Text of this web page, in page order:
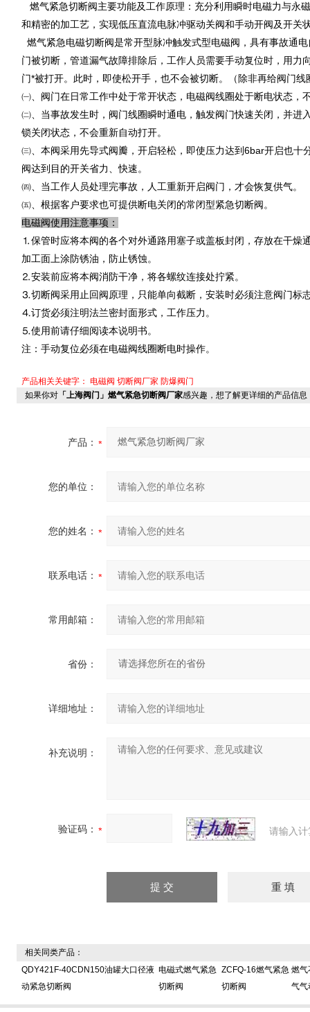
燃气紧急切断阀主要功能及工作原理：充分利用瞬时电磁力与永
和精密的加工艺，实现低压直流电脉冲驱动关阀和手动开阀及开关
燃气紧急电磁切断阀是常开型脉冲触发式型电磁阀，具有事故通
门被切断，管道漏气故障排除后，工作人员需要手动复位时，用力
门*被打开。此时，即使松开手，也不会被切断。（除非再给阀门线
㈠、阀门在日常工作中处于常开状态，电磁阀线圈处于断电状态，
㈡、当事故发生时，阀门线圈瞬时通电，触发阀门快速关闭，并进
锁关闭状态，不会重新自动打开。
㈢、本阀采用先导式阀瓣，开启轻松，即使压力达到6bar开启也十
阀达到目的开关省力、快速。
㈣、当工作人员处理完事故，人工重新开启阀门，才会恢复供气。
㈤、根据客户要求也可提供断电关闭的常闭型紧急切断阀。
电磁阀使用注意事项：
⒈保管时应将本阀的各个对外通路用塞子或盖板封闭，存放在干燥
加工面上涂防锈油，防止锈蚀。
⒉安装前应将本阀消防干净，将各螺纹连接处拧紧。
⒊切断阀采用止回阀原理，只能单向截断，安装时必须注意阀门标
⒋订货必须注明法兰密封面形式，工作压力。
⒌使用前请仔细阅读本说明书。
注：手动复位必须在电磁阀线圈断电时操作。
产品相关关键字： 电磁阀 切断阀厂家 防爆阀门
如果你对「上海阀门」燃气紧急切断阀厂家感兴趣，想了解更详细的产品信
产品：
您的单位：
您的姓名：
联系电话：
常用邮箱：
省份：
详细地址：
补充说明：
验证码： 请输入
相关同类产品：
QDY421F-40CDN150油罐大口径液
动紧急切断阀
电磁式燃气紧急
切断阀
ZCFQ-16燃气紧急
切断阀
燃气
气气